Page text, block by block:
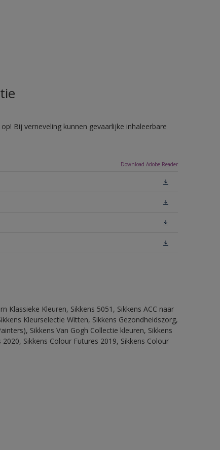
Bij verneveling kunnen gevaarlijke inhaleerbare
Download Adobe Reader
Klassieke Kleuren, Sikkens 5051, Sikkens ACC naar
Kleurselectie Witten, Sikkens Gezondheidszorg,
Sikkens Van Gogh Collectie kleuren, Sikkens
Sikkens Colour Futures 2019, Sikkens Colour